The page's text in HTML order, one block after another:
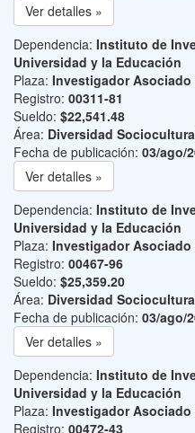
Ver detalles »
Dependencia: Instituto de
Universidad y la Educación
Plaza: Investigador
Registro: 00311-81
Sueldo: $22,541.48
Área: Diversidad
Fecha de publicación: 03/ago/
Ver detalles »
Dependencia: Instituto de
Universidad y la Educación
Plaza: Investigador
Registro: 00467-96
Sueldo: $25,359.20
Área: Diversidad
Fecha de publicación: 03/ago/
Ver detalles »
Dependencia: Instituto de
Universidad y la Educación
Plaza: Investigador
Registro: 00472-43